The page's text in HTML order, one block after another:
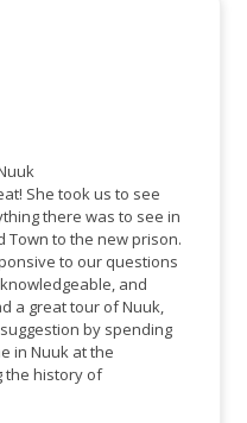
She took us to see
there was to see in
Town to the new prison.
to our questions
and
a great tour of Nuuk,
by spending
in Nuuk at the
the history of